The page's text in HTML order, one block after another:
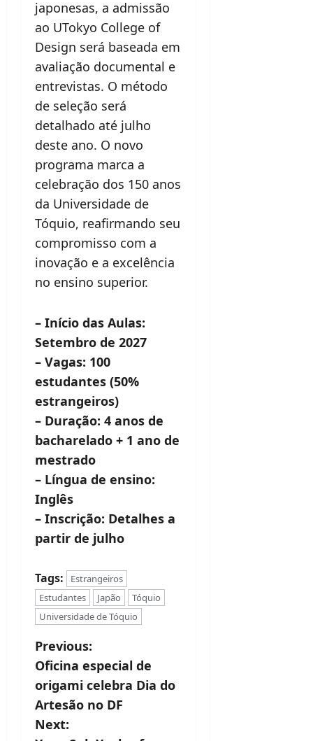
japonesas, a admissão
ao UTokyo College of
Design será baseada em
avaliação documental e
entrevistas. O método
de seleção será
detalhado até julho
deste ano. O novo
programa marca a
celebração dos 150 anos
da Universidade de
Tóquio, reafirmando seu
compromisso com a
inovação e a excelência
no ensino superior.
– Início das Aulas:
Setembro de 2027
– Vagas: 100
estudantes (50%
estrangeiros)
– Duração: 4 anos de
bacharelado + 1 ano de
mestrado
– Língua de ensino:
Inglês
– Inscrição: Detalhes a
partir de julho
Tags:
Estrangeiros
Estudantes
Japão
Tóquio
Universidade de Tóquio
P
o
s
t
Previous:
Oficina especial de
origami celebra Dia do
Artesão no DF
Next: